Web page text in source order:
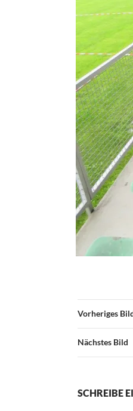
Vorheriges
Nächstes Bild
SCHREIBE